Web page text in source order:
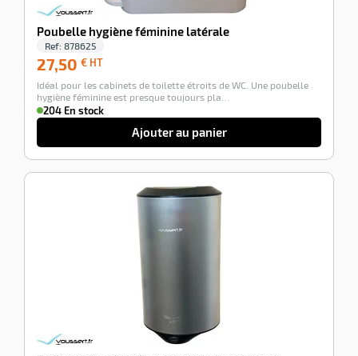
Poubelle hygiène féminine latérale
Ref: 878625
27,50 € HT
HT
Idéal pour les cabinets de toilette étroits de WC. Une poubelle
hygiène féminine est presque toujours pla…
204 En stock
Ajouter au panier